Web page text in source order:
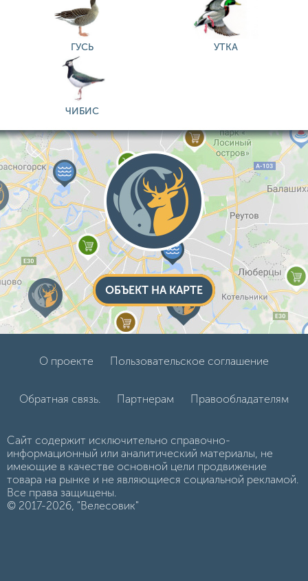
ГУСЬ УТКА
ЧИБИС
ОБЪЕКТ НА КАРТЕ
О проекте Пользовательское соглашение
Обратная связь. Партнерам Правообладателям
Сайт содержит исключительно справочно-
информационный или аналитический материалы, не
имеющие в качестве основной цели продвижение
товара на рынке и не являющиеся социальной рекламой.
Все права защищены.
© 2017-2026, "Велесовик"